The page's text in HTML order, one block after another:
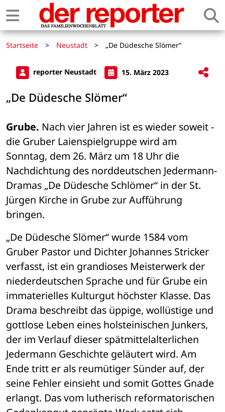
Startseite > Neustadt > „De Düdesche Slömer“
reporter Neustadt 15. März 2023
„De Düdesche Slömer“
Grube. Nach vier Jahren ist es wieder soweit -
die Gruber Laienspielgruppe wird am
Sonntag, dem 26. März um 18 Uhr die
Nachdichtung des norddeutschen Jedermann-
Dramas „De Düdesche Schlömer“ in der St.
Jürgen Kirche in Grube zur Aufführung
bringen.
„De Düdesche Slömer“ wurde 1584 vom
Gruber Pastor und Dichter Johannes Stricker
verfasst, ist ein grandioses Meisterwerk der
niederdeutschen Sprache und für Grube ein
immaterielles Kulturgut höchster Klasse. Das
Drama beschreibt das üppige, wollüstige und
gottlose Leben eines holsteinischen Junkers,
der im Verlauf dieser spätmittelalterlichen
Jedermann Geschichte geläutert wird. Am
Ende tritt er als reumütiger Sünder auf, der
seine Fehler einsieht und somit Gottes Gnade
erlangt. Das vom lutherisch reformatorischen